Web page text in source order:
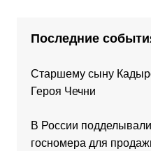
Последние
Старшему сыну
Героя Чечни
В России подделывали
госномера для